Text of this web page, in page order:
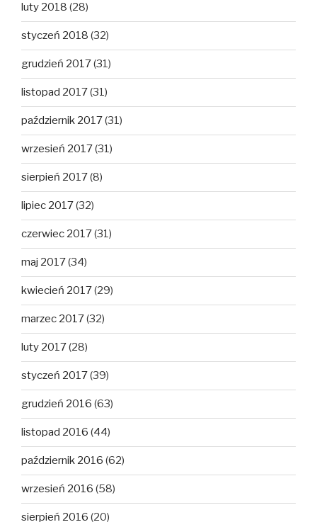
luty 2018 (28)
styczeń 2018 (32)
grudzień 2017(31)
listopad 2017(31)
październik 2017(31)
wrzesień 2017(31)
sierpień 2017(8)
lipiec 2017(32)
czerwiec 2017(31)
maj 2017(34)
kwiecień 2017(29)
marzec 2017(32)
luty 2017(28)
styczeń 2017(39)
grudzień 2016 (63)
listopad 2016 (44)
październik 2016 (62)
wrzesień 2016 (58)
sierpień 2016 (20)